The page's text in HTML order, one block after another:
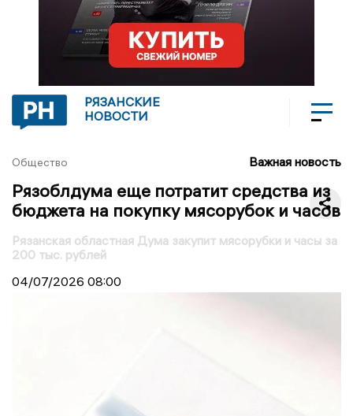
РЯЗАНСКИЕ
НОВОСТИ
Общество Важная новость
Рязоблдума еще потратит средства из
бюджета на покупку мясорубок и часов
Рязанская областная Дума закупит мясорубки и часы за
200 тыс. рублей
04/07/2026 08:00